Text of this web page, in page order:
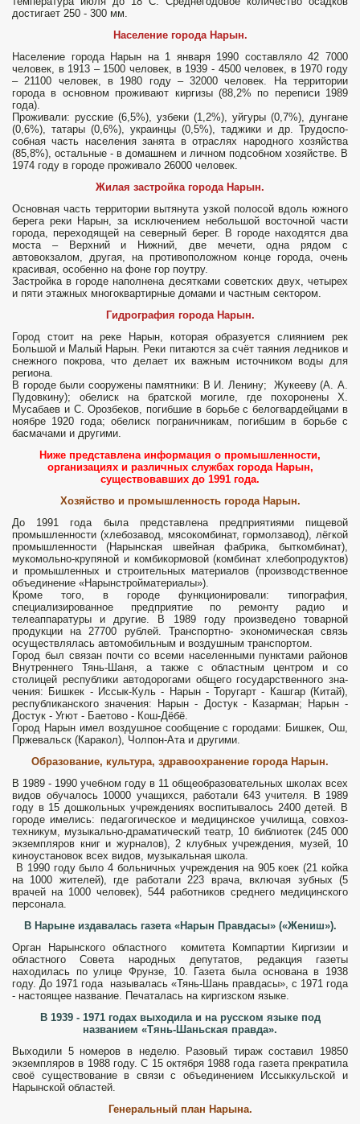
достигает 250 - 300 мм.
Население города Нарын.
Население города Нарын на 1 января 1990 составляло 42 7000
человек, в 1913 – 1500 человек, в 1939 - 4500 человек, в 1970 году
– 21100 человек, в 1980 году – 32000 человек. На территории
города в основном проживают киргизы (88,2% по пере­писи 1989
года).
Проживали: русские (6,5%), узбеки (1,2%), уйгуры (0,7%), дун­гане
(0,6%), татары (0,6%), украин­цы (0,5%), таджики и др. Трудоспо­
собная часть населения занята в отрас­лях народного хозяйства
(85,8%), остальные - в домашнем и личном подсобном хозяйстве. В
1974 году в городе проживало 26000 человек.
Жилая застройка города Нарын.
Основная часть территории вытянута узкой полосой вдоль южного
берега реки Нарын, за исключением небольшой восточной части
города, переходящей на северный берег. В городе находятся два
моста – Верхний и Нижний, две мечети, одна рядом с
автовокзалом, другая, на противоположном конце города, очень
красивая, особенно на фоне гор поутру.
Застройка в городе наполнена десятками советских двух, четырех
и пяти этажных многоквартирные домами и частным сектором.
Гидрография города Нарын.
Город стоит на реке Нарын, которая образуется слиянием рек
Большой и Малый Нарын. Реки питаются за счёт таяния ледников и
снежного покрова, что делает их важным источником воды для
региона.
В городе были сооружены памятники: В И. Ленину; Жукееву (А. А.
Пудовкину); обелиск на братской могиле, где похоронены X.
Мусабаев и С. Орозбеков, погибшие в борьбе с белогвардейцами в
ноябре 1920 года; обелиск пограничникам, погиб­шим в борьбе с
басмачами и другими.
Ниже представлена информация о промышленности,
организациях и различных службах города Нарын,
существовавших до 1991 года.
Хозяйство и промышленность города Нарын.
До 1991 года была представлена предприятиями пищевой
промышленности (хлебозавод, мясокомбинат, гормолзавод), лёгкой
промышленности (Нарынская швейная фабрика, быткомбинат),
мукомольно-крупяной и комби­кормовой (комбинат хлебопродуктов)
и промышленных и строительных материалов (производственное
объеди­нение «Нарынстройматериалы»).
Кроме того, в городе функционировали: типогра­фия,
специализированное предприятие по ремонту радио и
телеаппаратуры и другие. В 1989 году произведено товарной
продук­ции на 27700 рублей. Транспортно- экономическая связь
осуществлялась авто­мобильным и воздушным транспортом.
Город был связан почти со всеми населенными пунк­тами районов
Внутреннего Тянь-Шаня, а также с областным центром и со
столицей республики автодорогами общего государственного зна­
чения: Бишкек - Иссык-Куль - Нарын - Торугарт - Кашгар (Китай),
республиканского значения: Нарын - Достук - Казарман; Нарын -
Достук - Угют - Баетово - Кош-Дёбё.
Город Нарын имел воздушное сообщение с городами: Бишкек, Ош,
Пржевальск (Каракол), Чолпон-Ата и другими.
Образование, культура, здраво­охранение города Нарын.
В 1989 - 1990 учебном году в 11 общеобразовательных школах всех
видов обуча­лось 10000 учащихся, работали 643 учи­теля. В 1989
году в 15 дошкольных уч­реждениях воспитывалось 2400 де­тей. В
городе имелись: педагогическое и медицинское училища, совхоз-
техникум, музыкально-драматический театр, 10 библиотек (245 000
экземпляров книг и журналов), 2 клубных учреждения, музей, 10
киноустановок всех видов, музыкальная шко­ла.
В 1990 году было 4 больничных учреждения на 905 коек (21 койка
на 1000 жителей), где работали 223 вра­ча, включая зубных (5
врачей на 1000 человек), 544 работников среднего медицинского
персонала.
В Нарыне издавалась газета «Нарын Правдасы» («Жениш»).
Орган Нарынского областного комитета Компартии Киргизии и
областного Совета народных депутатов, редакция газеты
находилась по улице Фрунзе, 10. Газета была основана в 1938
году. До 1971 года называлась «Тянь-Шань правдасы», с 1971 года
- настоящее наз­вание. Печаталась на киргизском языке.
В 1939 - 1971 годах выходила и на русском языке под
названием «Тянь-Шаньская прав­да».
Выходили 5 номеров в неделю. Разовый тираж составил 19850
экземпляров в 1988 году. С 15 октября 1988 года газета прекратила
своё существование в связи с объедине­нием Иссыккульской и
Нарынской об­ластей.
Генеральный план Нарына.